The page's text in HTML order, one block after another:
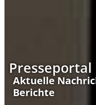
Presseportal
Aktuelle
Berichte